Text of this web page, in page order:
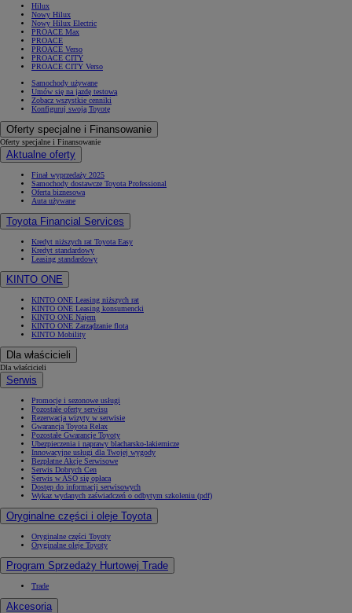
Hilux
Nowy Hilux
Nowy Hilux Electric
PROACE Max
PROACE
PROACE Verso
PROACE CITY
PROACE CITY Verso
Samochody używane
Umów się na jazdę testową
Zobacz wszystkie cenniki
Konfiguruj swoją Toyotę
Oferty specjalne i Finansowanie
Oferty specjalne i Finansowanie
Aktualne oferty
Finał wyprzedaży 2025
Samochody dostawcze Toyota Professional
Oferta biznesowa
Auta używane
Toyota Financial Services
Kredyt niższych rat Toyota Easy
Kredyt standardowy
Leasing standardowy
KINTO ONE
KINTO ONE Leasing niższych rat
KINTO ONE Leasing konsumencki
KINTO ONE Najem
KINTO ONE Zarządzanie flotą
KINTO Mobility
Dla właścicieli
Dla właścicieli
Serwis
Promocje i sezonowe usługi
Pozostałe oferty serwisu
Rezerwacja wizyty w serwisie
Gwarancja Toyota Relax
Pozostałe Gwarancje Toyoty
Ubezpieczenia i naprawy blacharsko-lakiernicze
Innowacyjne usługi dla Twojej wygody
Bezpłatne Akcje Serwisowe
Serwis Dobrych Cen
Serwis w ASO się opłaca
Dostęp do informacji serwisowych
Wykaz wydanych zaświadczeń o odbytym szkoleniu (pdf)
Oryginalne części i oleje Toyota
Oryginalne części Toyoty
Oryginalne oleje Toyoty
Program Sprzedaży Hurtowej Trade
Trade
Akcesoria